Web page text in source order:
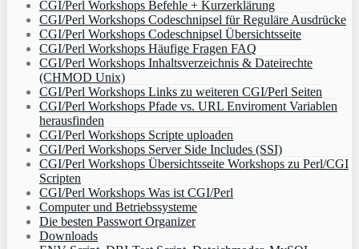
CGI/Perl Workshops Befehle + Kurzerklärung
CGI/Perl Workshops Codeschnipsel für Reguläre Ausdrücke
CGI/Perl Workshops Codeschnipsel Übersichtsseite
CGI/Perl Workshops Häufige Fragen FAQ
CGI/Perl Workshops Inhaltsverzeichnis & Dateirechte
(CHMOD Unix)
CGI/Perl Workshops Links zu weiteren CGI/Perl Seiten
CGI/Perl Workshops Pfade vs. URL Enviroment Variablen
herausfinden
CGI/Perl Workshops Scripte uploaden
CGI/Perl Workshops Server Side Includes (SSI)
CGI/Perl Workshops Übersichtsseite Workshops zu Perl/CGI
Scripten
CGI/Perl Workshops Was ist CGI/Perl
Computer und Betriebssysteme
Die besten Passwort Organizer
Downloads